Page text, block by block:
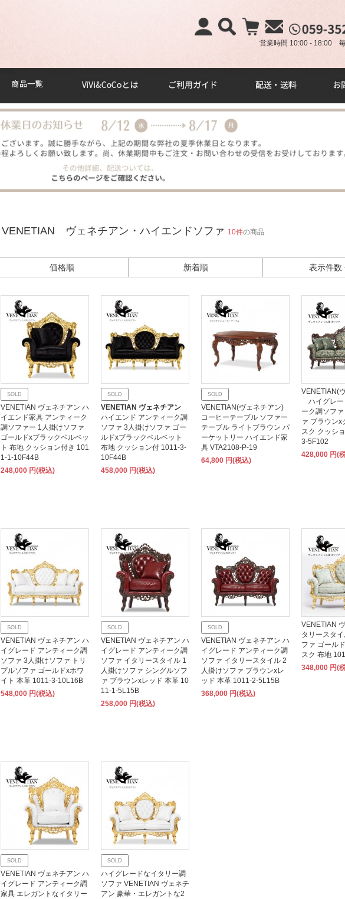
営業時間 10:00 - 18:00
VENETIAN ヴェネチアン・ハイエンドソファ 10件の商品
価格順 新着順 表示件数
SOLD
VENETIAN ヴェネチアン ハ
イエンド家具 アンティーク
調ソファー 1人掛けソファ
ゴールドxブラックベルベッ
ト 布地 クッション付き 101
1-1-10F44B
248,000 円(税込)
SOLD
VENETIAN ヴェネチアン
ハイエンド アンティーク調
ソファ 3人掛けソファ ゴー
ルドxブラックベルベット
布地 クッション付 1011-3-
10F44B
458,000 円(税込)
SOLD
VENETIAN(ヴェネチアン)
コーヒーテーブル ソファー
テーブル ライトブラウン パ
ーケットリー ハイエンド家
具 VTA2108-P-19
64,800 円(税込)
VENETIAN(
ハイグレー
ーク調ソフ
ァ ブラウンx
スク クッシ
3-5F102
428,000 円(
SOLD
VENETIAN ヴェネチアン ハ
イグレード アンティーク調
ソファ 3人掛けソファ トリ
プルソファ ゴールドxホワ
イト 本革 1011-3-10L16B
548,000 円(税込)
SOLD
VENETIAN ヴェネチアン ハ
イグレード アンティーク調
ソファ イタリースタイル 1
人掛けソファ シングルソフ
ァ ブラウンxレッド 本革 10
11-1-5L15B
258,000 円(税込)
SOLD
VENETIAN ヴェネチアン ハ
イグレード アンティーク調
ソファ イタリースタイル 2
人掛けソファ ブラウンxレ
ッド 本革 1011-2-5L15B
368,000 円(税込)
VENETIAN
タリースタ
ファ ゴール
スク 布地
348,000 円(
SOLD
VENETIAN ヴェネチアン ハ
イグレード アンティーク調
家具 エレガントなイタリー
SOLD
ハイグレードなイタリー調
ソファ VENETIAN ヴェネチ
アン 豪華・エレガントな2